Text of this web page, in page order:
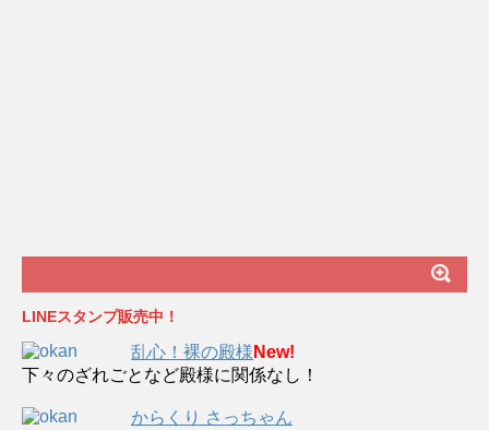
LINEスタンプ販売中！
乱心！裸の殿様 New!
下々のざれごとなど殿様に関係なし！
からくり さっちゃん